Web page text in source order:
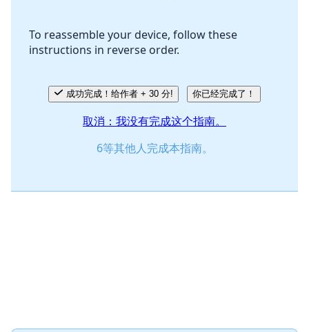
To reassemble your device, follow these
instructions in reverse order.
成功完成！给作者 + 30 分! 你已经完成了！
取消：我没有完成这个指南。
6等其他人完成本指南。